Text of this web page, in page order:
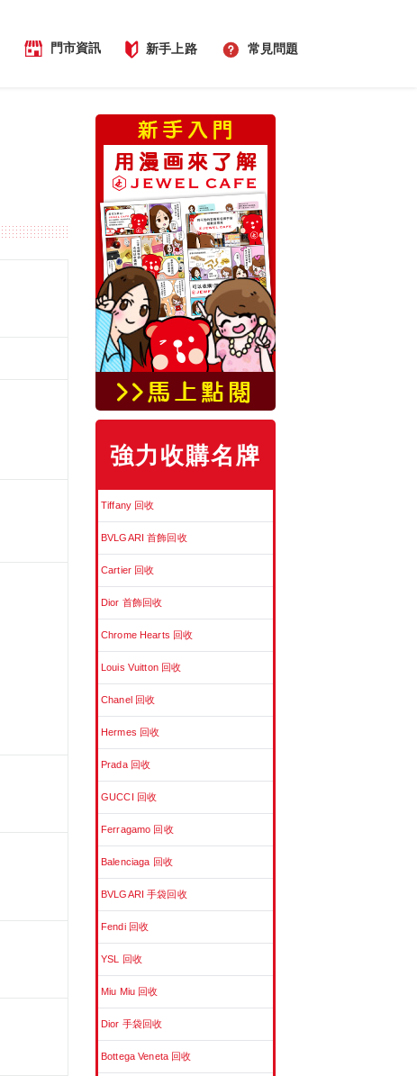
門市資訊 新手上路 常見問題
強力收購名牌
Tiffany 回收
BVLGARI 首飾回收
Cartier 回收
Dior 首飾回收
Chrome Hearts 回收
Louis Vuitton 回收
Chanel 回收
Hermes 回收
Prada 回收
GUCCI 回收
Ferragamo 回收
Balenciaga 回收
BVLGARI 手袋回收
Fendi 回收
YSL 回收
Miu Miu 回收
Dior 手袋回收
Bottega Veneta 回收